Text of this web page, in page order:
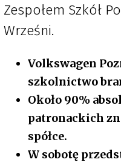
Zespołem Szkół
Wrześni.
Volkswagen
szkolnictwo
Około 90%
patronackich
spółce.
W sobotę